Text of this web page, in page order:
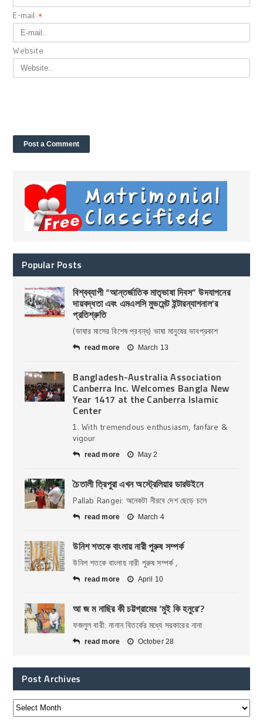
E-mail *
Website
Popular Posts
বিশ্বব্যাপী “আন্তর্জাতিক মাতৃভাষা দিবস” উদযাপনের
দায়বদ্ধতা এবং এমএলসি মুভমেন্ট ইন্টারন্যাশনাল’র
প্রতিশ্রুতি
(ভাষার মাসের বিশেষ প্রবন্ধ) ভাষা মানুষের ভাবপ্রকাশ
read more March 13
Bangladesh-Australia Association
Canberra Inc. Welcomes Bangla New
Year 1417 at the Canberra Islamic
Center
1. With tremendous enthusiasm, fanfare &
vigour
read more May 2
চৈতালী ত্রিপুরা এখন অস্ট্রেলিয়ার ডারউইনে
Pallab Rangei: অনেকটা নীরবে দেশ ছেড়ে চলে
read more March 4
উনিশ শতকে বাংলায় নারী পুরুষ সম্পর্ক
উনিশ শতকে বাংলায় নারী পুরুষ সম্পর্ক ,
read more April 10
আ জ ম নাছির কী চট্টগ্রামের ‘মুই কি হনুরে’?
ফজলুল বারী: নানান বিতর্কের মধ্যে সরকারের নানা
read more October 28
Post Archives